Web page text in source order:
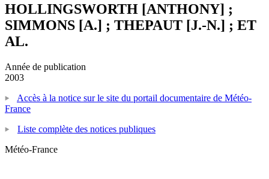
HOLLINGSWORTH [ANTHONY] ;
SIMMONS [A.] ; THEPAUT [J.-N.] ; ET
AL.
Année de publication
2003
Accès à la notice sur le site du portail documentaire de Météo-
France
Liste complète des notices publiques
Météo-France